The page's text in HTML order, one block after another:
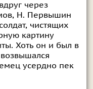
через
Н. Первышин
чистящих
картину
Хоть он и был в
усердно пек